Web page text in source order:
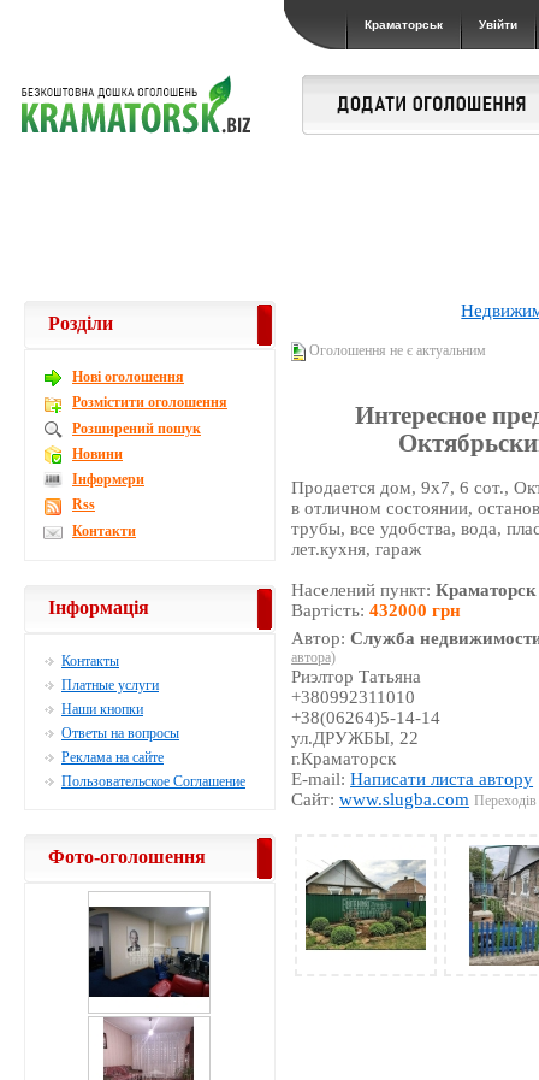
Краматорськ Увійти
Оголошення не є актуальним
Интересное
Продается дом, 9x7, 6 сот.,
в отличном состоянии,
трубы, все удобства, вода,
лет.кухня, гараж
Населений пункт:Краматорск
Вартість:432000 грн
Автор:Служба
автора)
Риэлтор Татьяна
+380992311010
+38(06264)5-14-14
ул.ДРУЖБЫ, 22
г.Краматорск
E-mail:Написати листа автору
Сайт:www.slugba.com
Розділи
Новi оголошення
Розмістити оголошення
Розширений пошук
Новини
Інформери
Rss
Контакти
Інформація
Контакты
Платные услуги
Наши кнопки
Ответы на вопросы
Реклама на сайте
Пользовательское Соглашение
Фото-оголошення